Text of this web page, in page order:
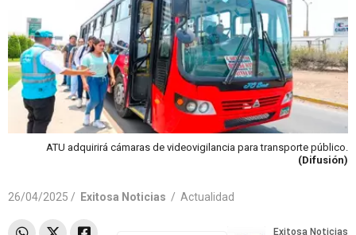
ATU adquirirá cámaras de videovigilancia para transporte público.
(Difusión)
26/04/2025 / Exitosa Noticias / Actualidad